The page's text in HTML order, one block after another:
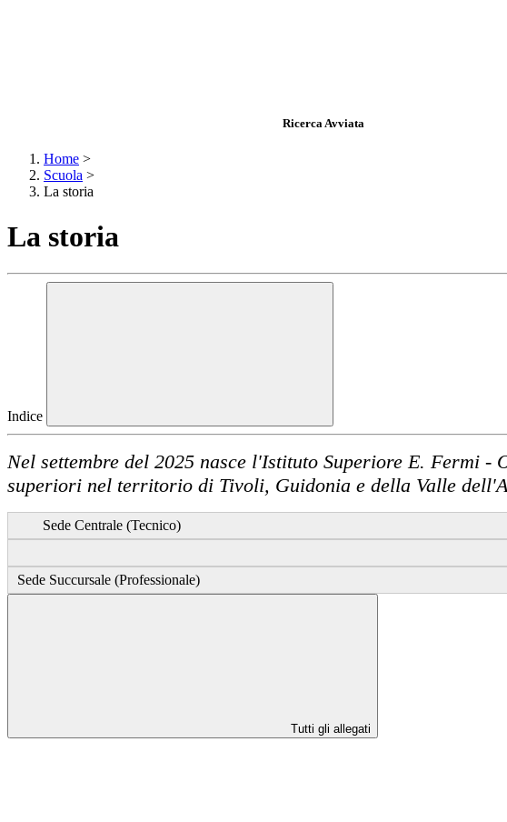
Ricerca Avviata
Home >
Scuola >
La storia
La storia
Indice
Nel settembre del 2025 nasce l'Istituto Superiore E. Fermi
superiori nel territorio di Tivoli, Guidonia e della Valle
Sede Centrale (Tecnico)
Sede Succursale (Professionale)
Tutti gli allegati